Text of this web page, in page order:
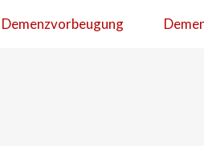
Demenzvorbeugung